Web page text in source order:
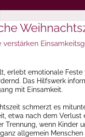
verstärken
erlebt emotionale Feste
Das Hilfswerk
mit Einsamkeit.
schmerzt es
etwa nach dem Verlust
Trennung, wenn Kinder
allgemein